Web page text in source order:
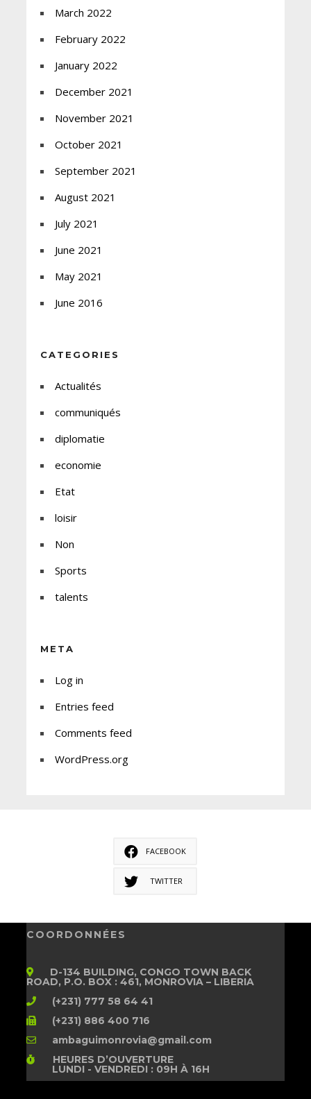
March 2022
February 2022
January 2022
December 2021
November 2021
October 2021
September 2021
August 2021
July 2021
June 2021
May 2021
June 2016
CATEGORIES
Actualités
communiqués
diplomatie
economie
Etat
loisir
Non
Sports
talents
META
Log in
Entries feed
Comments feed
WordPress.org
FACEBOOK
TWITTER
COORDONNÉES
D-134 BUILDING, CONGO TOWN BACK
ROAD, P.O. BOX : 461, MONROVIA – LIBERIA
(+231) 777 58 64 41
(+231) 886 400 716
ambaguimonrovia@gmail.com
HEURES D’OUVERTURE
LUNDI - VENDREDI : 09H À 16H